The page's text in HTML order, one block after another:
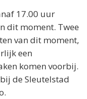
17.00 uur
dit moment. Twee
van dit moment,
een
komen voorbij.
de Sleutelstad